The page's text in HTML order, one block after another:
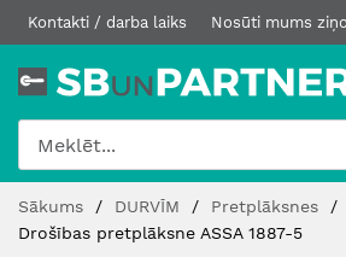
Kontakti / darba laiks Nosūti mums
Content
Sākums DURVĪM
Pretplāksnes
Drošības pretplāksne ASSA 1887-5